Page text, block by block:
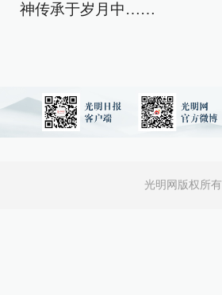
神传承于岁月中……
光明网版权所有